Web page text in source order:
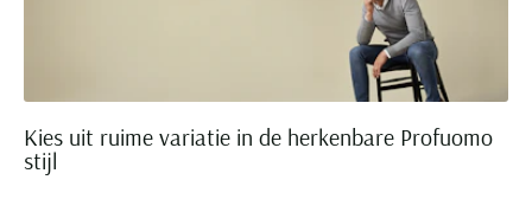
Kies uit ruime variatie in de herkenbare Profuomo
stijl